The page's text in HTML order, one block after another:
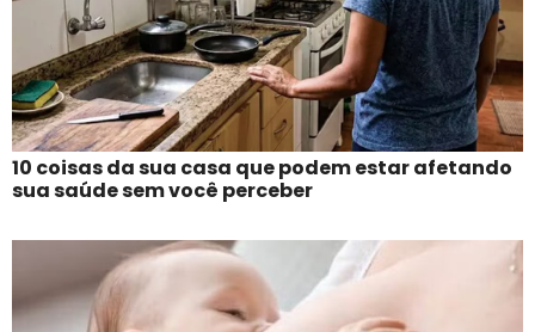
10 coisas da sua casa que podem estar afetando
sua saúde sem você perceber